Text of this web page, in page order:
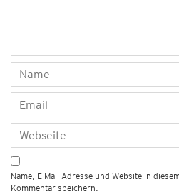
Name, E-Mail-Adresse und Website in
Kommentar speichern.